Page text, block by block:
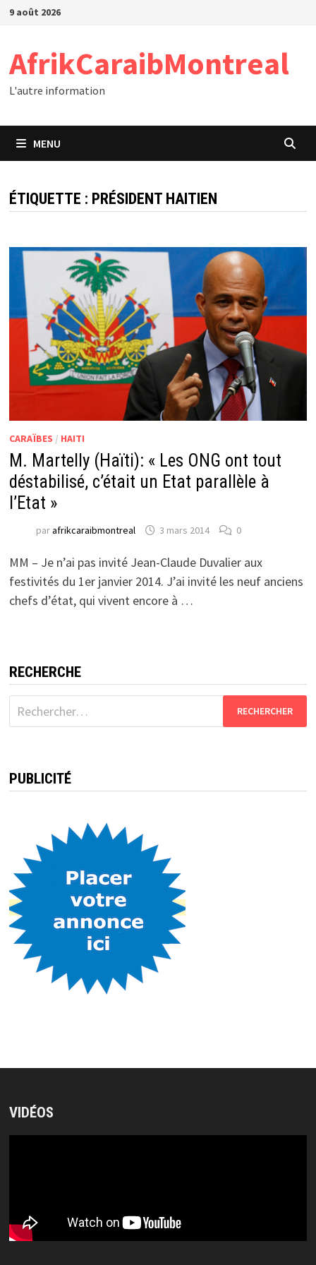
Passer
9 août 2026
AfrikCaraibMontreal
L'autre information
MENU
ÉTIQUETTE : PRÉSIDENT HAITIEN
CARAÏBES / HAITI
M. Martelly (Haïti): « Les ONG ont tout
déstabilisé, c’était un Etat parallèle à
l’Etat »
parafrikcaraibmontreal 3 mars 2014 0
MM – Je n’ai pas invité Jean-Claude Duvalier aux
festivités du 1er janvier 2014. J’ai invité les neuf anciens
chefs d’état, qui vivent encore à …
RECHERCHE
Rechercher :
PUBLICITÉ
VIDÉOS